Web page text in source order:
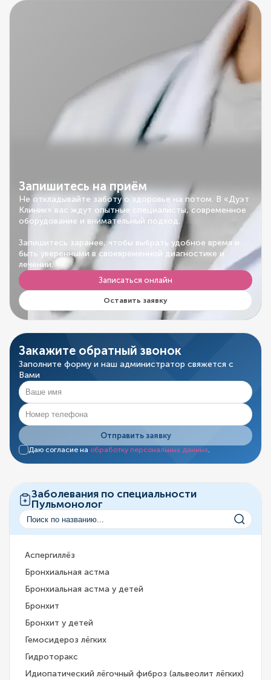
Запишитесь на приём
Не откладывайте заботу о здоровье на потом. В «Дуэт
Клиник» вас ждут опытные специалисты, современное
оборудование и внимательный подход.
Запишитесь заранее, чтобы выбрать удобное время и
быть уверенными в своевременной диагностике и
лечении.
Записаться онлайн
Оставить заявку
Закажите обратный звонок
Заполните форму и наш администратор свяжется с
Вами
Отправить заявку
Даю согласие на обработку персональных данных.
Заболевания по специальности
Пульмонолог
Аспергиллёз
Бронхиальная астма
Бронхиальная астма у детей
Бронхит
Бронхит у детей
Гемосидероз лёгких
Гидроторакс
Идиопатический лёгочный фиброз (альвеолит лёгких)